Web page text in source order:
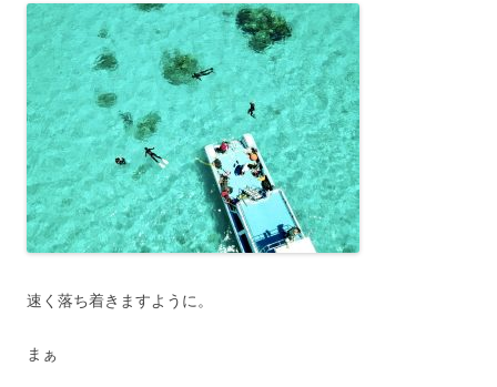
速く落ち着きますように。
まぁ